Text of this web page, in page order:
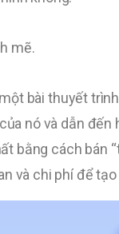
mẽ.
bài thuyết
nó và dẫn
bằng cách bán
và chi phí để tạo